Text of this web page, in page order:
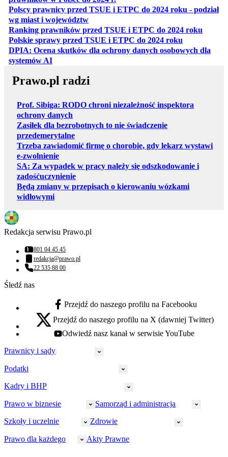
Polscy prawnicy przed TSUE i ETPC do 2024 roku - podział
wg miast i województwotwiera się w nowej karcie
Ranking prawników przed TSUE i ETPC do 2024 roku
Polskie sprawy przed TSUE i ETPC do 2024 roku
DPIA: Ocena skutków dla ochrony danych osobowych dla
systemów AIotwiera się w nowej karcie
Prawo.pl radzi
Prof. Sibiga: RODO chroni niezależność inspektora
ochrony danych
Zasiłek dla bezrobotnych to nie świadczenie
przedemerytalne
Trzeba zawiadomić firmę o chorobie, gdy lekarz wystawi
e-zwolnienie
SA: Za wypadek w pracy należy się odszkodowanie i
zadośćuczynienie
Będą zmiany w przepisach o kierowaniu wózkami
widłowymi
Redakcja serwisu Prawo.pl
Numer telefonu:
801 04 45 45
Adres email:
redakcja@prawo.pl
Numer telefonu:
22 535 88 00
Śledź nas
facebook - otwiera się w nowej karcie
Przejdź do naszego profilu na Facebooku
x - otwiera się w nowej karcie
Przejdź do naszego profilu na X (dawniej Twitter)
youtube - otwiera się w nowej karcie
Odwiedź nasz kanał w serwisie YouTube
Prawnicy i sądy
Prawnicy
Policja
Strefa aplikanta
Sędziowie
Podatki
CIT
Akcyza
Rachunkowość
Kadry i BHP
HR
Ubezpieczenia społeczne
Prawo w biznesie
Małe i średnie firmy
Samorząd i administracja
Bezpieczeństwo publiczne
Szkoły i uczelnie Zdrowie
Prawo dla każdego Akty Prawne